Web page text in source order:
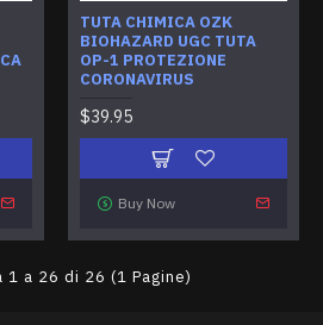
TUTA CHIMICA OZK
BIOHAZARD UGC TUTA
OP-1 PROTEZIONE
CORONAVIRUS
$39.95
Buy Now
1 a 26 di 26 (1 Pagine)